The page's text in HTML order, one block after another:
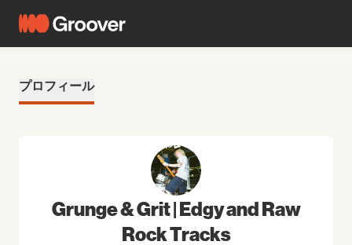
プロフィール
Grunge & Grit | Edgy and Raw
Rock Tracks